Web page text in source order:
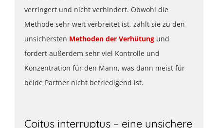
verringert und nicht verhindert. Obwohl die
Methode sehr weit verbreitet ist, zählt sie zu den
unsichersten Methoden der Verhütung und
fordert außerdem sehr viel Kontrolle und
Konzentration für den Mann, was dann meist für
beide Partner nicht befriedigend ist.
Coitus interruptus – eine unsichere